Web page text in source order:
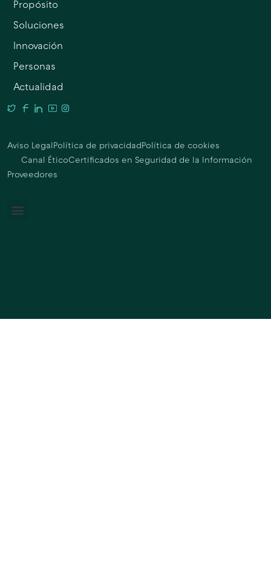
Propósito
Soluciones
Innovación
Personas
Actualidad
Aviso Legal Política de privacidad Política de cookies
Canal ÉticoCertificados en Seguridad de la Información
Proveedores